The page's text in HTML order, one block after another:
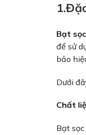
Bạt sọc
để sử
bảo
Dưới
Chất
Bạt